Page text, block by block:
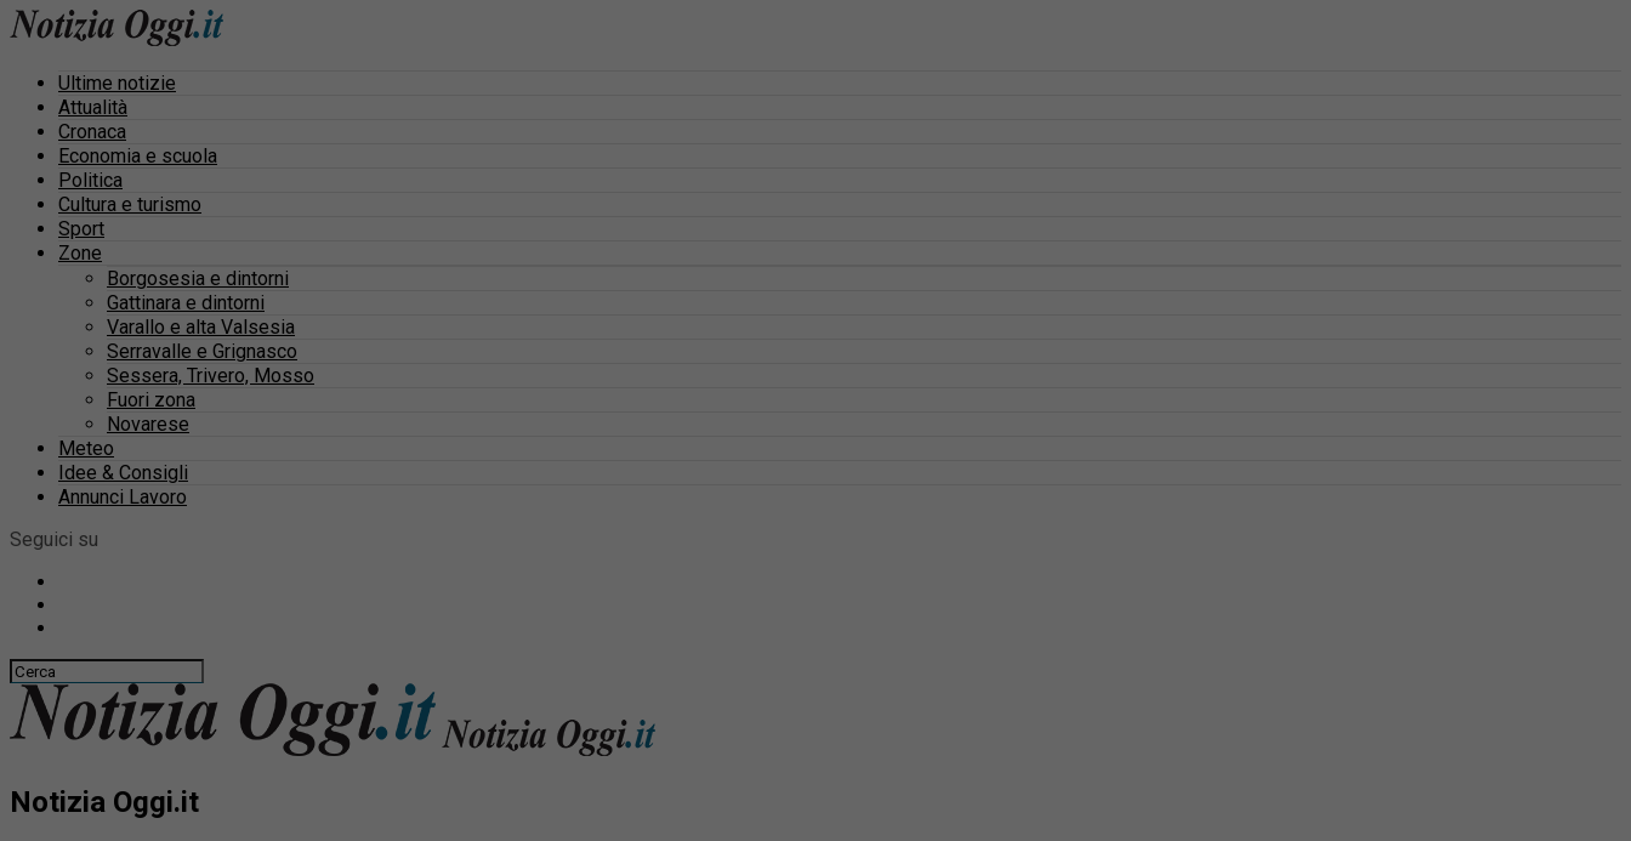
Ultime notizie
Attualità
Cronaca
Economia e scuola
Politica
Cultura e turismo
Sport
Zone
Borgosesia e dintorni
Gattinara e dintorni
Varallo e alta Valsesia
Serravalle e Grignasco
Sessera, Trivero, Mosso
Fuori zona
Novarese
Meteo
Idee & Consigli
Annunci Lavoro
Seguici su
Notizia Oggi.it